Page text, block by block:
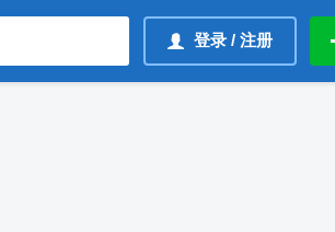
登录 / 注册